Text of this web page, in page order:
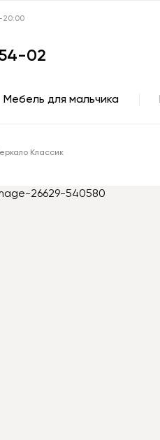
02
Мебель для мальчика
Классик